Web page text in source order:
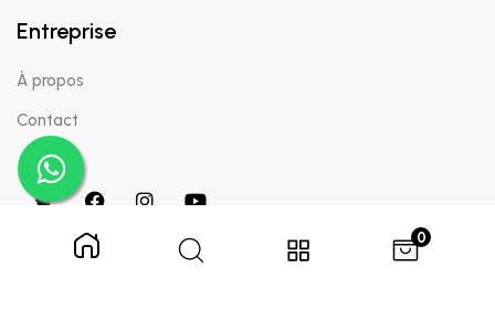
0
Entreprise
À propos
Contact